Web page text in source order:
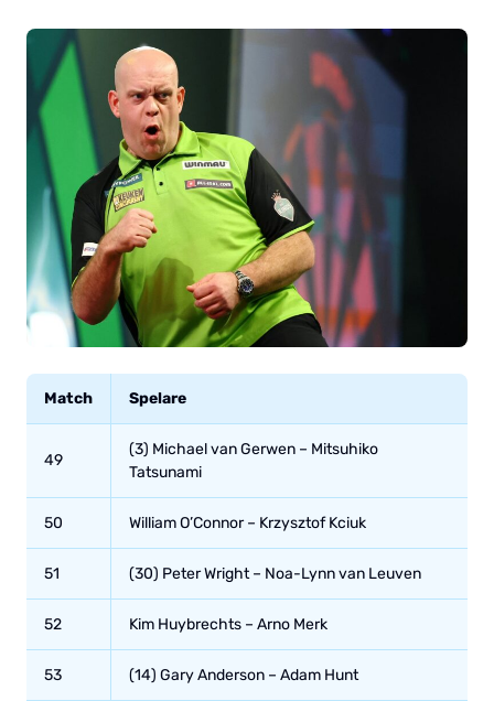
Match Spelare
49
(3) Michael van Gerwen – Mitsuhiko
Tatsunami
50 William O’Connor – Krzysztof Kciuk
51 (30) Peter Wright – Noa-Lynn van Leuven
52 Kim Huybrechts – Arno Merk
53 (14) Gary Anderson – Adam Hunt